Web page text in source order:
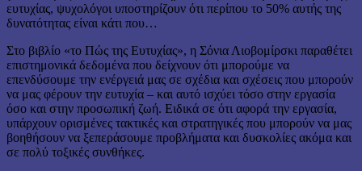
ευτυχίας, ψυχολόγοι υποστηρίζουν ότι περίπου το 50% αυτής της
δυνατότητας είναι κάτι που…
Στο βιβλίο «το Πώς της Ευτυχίας», η Σόνια Λιοβομίρσκι παραθέτει
επιστημονικά δεδομένα που δείχνουν ότι μπορούμε να
επενδύσουμε την ενέργειά μας σε σχέδια και σχέσεις που μπορούν
να μας φέρουν την ευτυχία – και αυτό ισχύει τόσο στην εργασία
όσο και στην προσωπική ζωή. Ειδικά σε ότι αφορά την εργασία,
υπάρχουν ορισμένες τακτικές και στρατηγικές που μπορούν να μας
βοηθήσουν να ξεπεράσουμε προβλήματα και δυσκολίες ακόμα και
σε πολύ τοξικές συνθήκες.